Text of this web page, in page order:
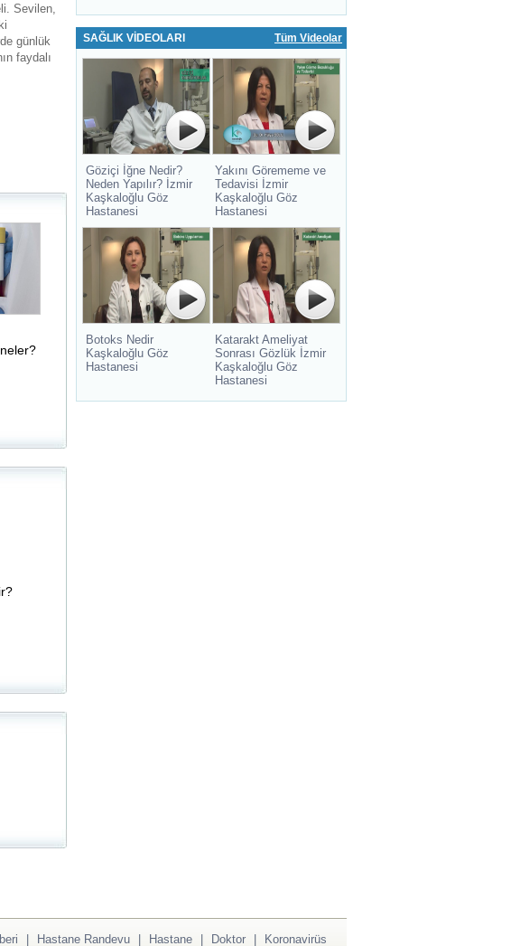
Sevilen,
günlük
faydalı
SAĞLIK VİDEOLARI Tüm Videolar
Göziçi İğne Nedir?
Neden Yapılır? İzmir
Kaşkaloğlu Göz
Hastanesi
Yakını Görememe ve
Tedavisi İzmir
Kaşkaloğlu Göz
Hastanesi
Botoks Nedir
Kaşkaloğlu Göz
Hastanesi
Katarakt Ameliyat
Sonrası Gözlük İzmir
Kaşkaloğlu Göz
Hastanesi
| Hastane Randevu | Hastane | Doktor | Koronavirüs